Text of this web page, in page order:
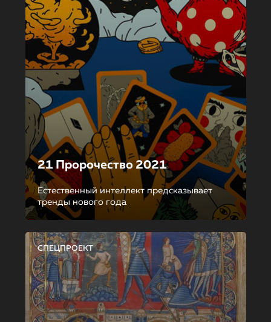
21 Пророчество 2021
Естественный интеллект предсказывает
тренды нового года
СПЕЦПРОЕКТ